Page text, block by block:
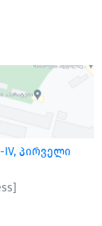
IV, პირველი